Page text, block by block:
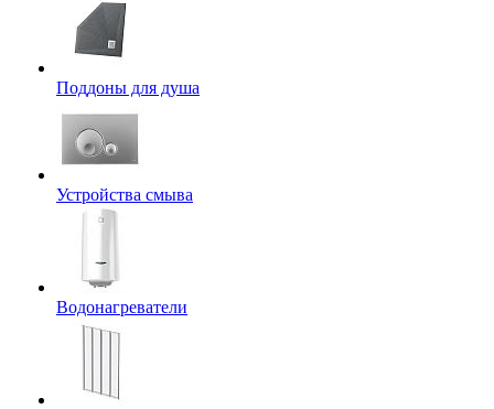
Поддоны для душа
Устройства смыва
Водонагреватели